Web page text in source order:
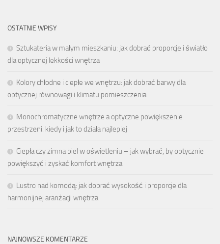
OSTATNIE WPISY
Sztukateria w małym mieszkaniu: jak dobrać proporcje i światło
dla optycznej lekkości wnętrza
Kolory chłodne i ciepłe we wnętrzu: jak dobrać barwy dla
optycznej równowagi i klimatu pomieszczenia
Monochromatyczne wnętrze a optyczne powiększenie
przestrzeni: kiedy i jak to działa najlepiej
Ciepła czy zimna biel w oświetleniu – jak wybrać, by optycznie
powiększyć i zyskać komfort wnętrza
Lustro nad komodą: jak dobrać wysokość i proporcje dla
harmonijnej aranżacji wnętrza
NAJNOWSZE KOMENTARZE